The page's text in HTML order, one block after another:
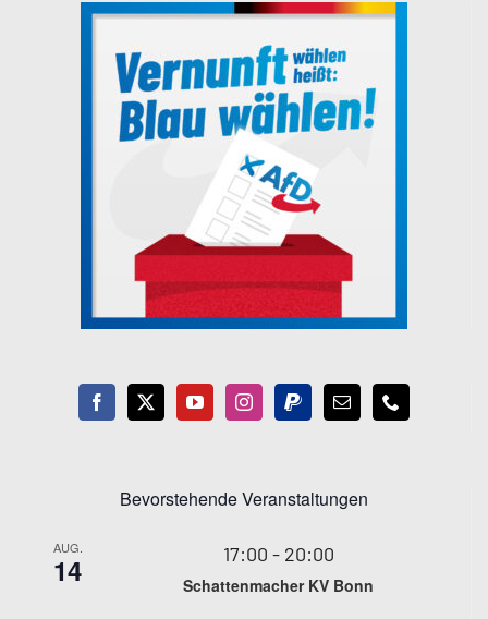
Bevorstehende Veranstaltungen
AUG.
14 17:00 - 20:00
Schattenmacher KV Bonn